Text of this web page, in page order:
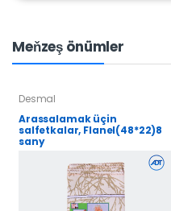
Meňzeş önümler
Desmal
Arassalamak üçin
salfetkalar, Flanel(48*22)8
sany